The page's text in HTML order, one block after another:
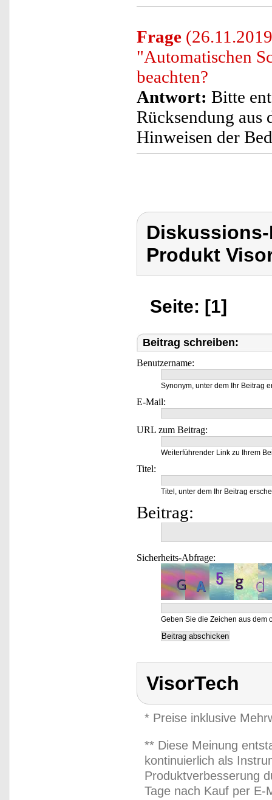
Frage
"Automatischen
beachten?
Antwort: Bitte
Rücksendung aus
Hinweisen der
Produkt
Seite: [1]
Beitrag schreiben:
Benutzername:
Synonym, unter dem Ihr Beitrag
E-Mail:
URL zum Beitrag:
Weiterführender Link zu Ihrem
Titel:
Titel, unter dem Ihr Beitrag
Beitrag:
Sicherheits-Abfrage:
Geben Sie die Zeichen aus dem
VisorTech
* Preise inklusive
** Diese Meinung
kontinuierlich als
Produktverbesserung
Tage nach Kauf per E-